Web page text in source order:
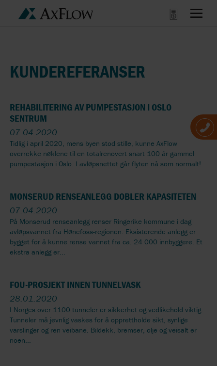
KUNDEREFERANSER
REHABILITERING AV PUMPESTASJON I OSLO
SENTRUM
07.04.2020
Tidlig i april 2020, mens byen stod stille, kunne AxFlow
overrekke nøklene til en totalrenovert snart 100 år gammel
pumpestasjon i Oslo. I avløpsnettet går flyten nå som normalt!
MONSERUD RENSEANLEGG DOBLER KAPASITETEN
07.04.2020
På Monserud renseanlegg renser Ringerike kommune i dag
avløpsvannet fra Hønefoss-regionen. Eksisterende anlegg er
bygget for å kunne rense vannet fra ca. 24 000 innbyggere. Et
ekstra anlegg er...
FOU-PROSJEKT INNEN TUNNELVASK
28.01.2020
I Norges over 1100 tunneler er sikkerhet og vedlikehold viktig.
Tunneler må jevnlig vaskes for å opprettholde sikt, synlige
varslinger og ren veibane. Bildekk, bremser, olje og veisalt er
noen...